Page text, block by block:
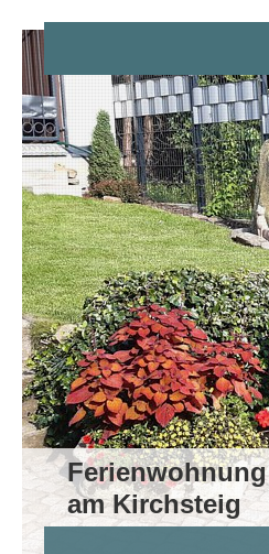
Ferienwohnung
am Kirchsteig